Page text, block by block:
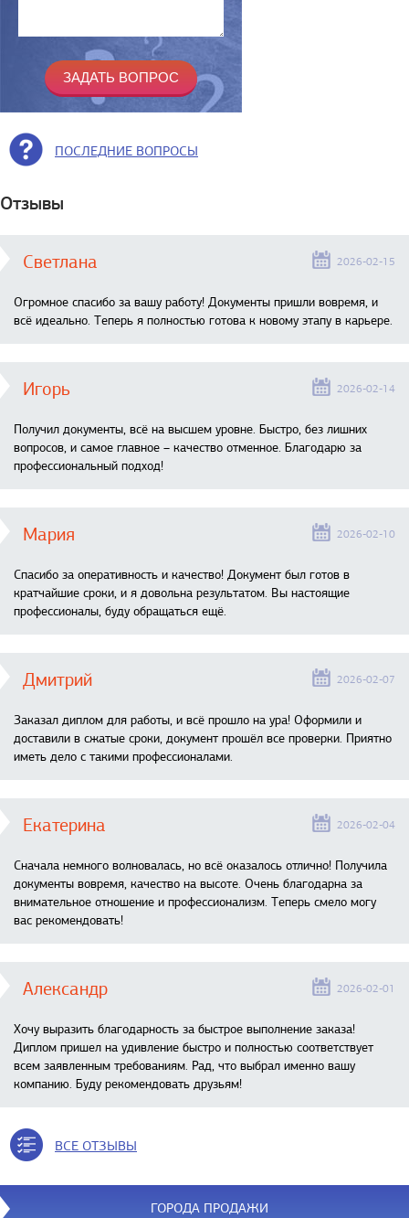
ПОСЛЕДНИЕ ВОПРОСЫ
Отзывы
Светлана 2026-02-15
Огромное спасибо за вашу работу! Документы пришли вовремя, и
всё идеально. Теперь я полностью готова к новому этапу в карьере.
Игорь 2026-02-14
Получил документы, всё на высшем уровне. Быстро, без лишних
вопросов, и самое главное – качество отменное. Благодарю за
профессиональный подход!
Мария 2026-02-10
Спасибо за оперативность и качество! Документ был готов в
кратчайшие сроки, и я довольна результатом. Вы настоящие
профессионалы, буду обращаться ещё.
Дмитрий 2026-02-07
Заказал диплом для работы, и всё прошло на ура! Оформили и
доставили в сжатые сроки, документ прошёл все проверки. Приятно
иметь дело с такими профессионалами.
Екатерина 2026-02-04
Сначала немного волновалась, но всё оказалось отлично! Получила
документы вовремя, качество на высоте. Очень благодарна за
внимательное отношение и профессионализм. Теперь смело могу
вас рекомендовать!
Александр 2026-02-01
Хочу выразить благодарность за быстрое выполнение заказа!
Диплом пришел на удивление быстро и полностью соответствует
всем заявленным требованиям. Рад, что выбрал именно вашу
компанию. Буду рекомендовать друзьям!
ВСЕ ОТЗЫВЫ
ГОРОДА ПРОДАЖИ